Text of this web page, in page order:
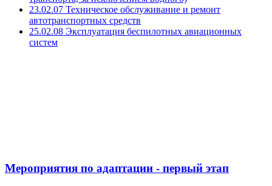
23.02.07 Техническое обслуживание и ремонт
автотранспортных средств
25.02.08 Эксплуатация беспилотных авиационных
систем
Мероприятия по адаптации - первый этап